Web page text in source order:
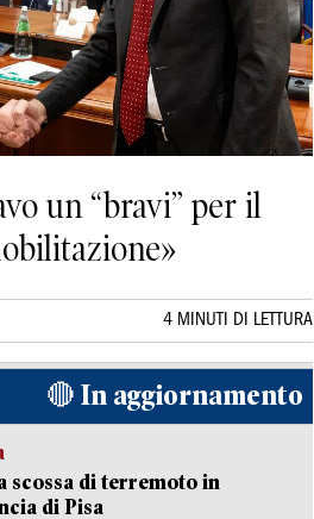
un “bravi” per il
4 MINUTI DI LETTURA
🔴 In aggiornamento
scossa di terremoto in
di Pisa